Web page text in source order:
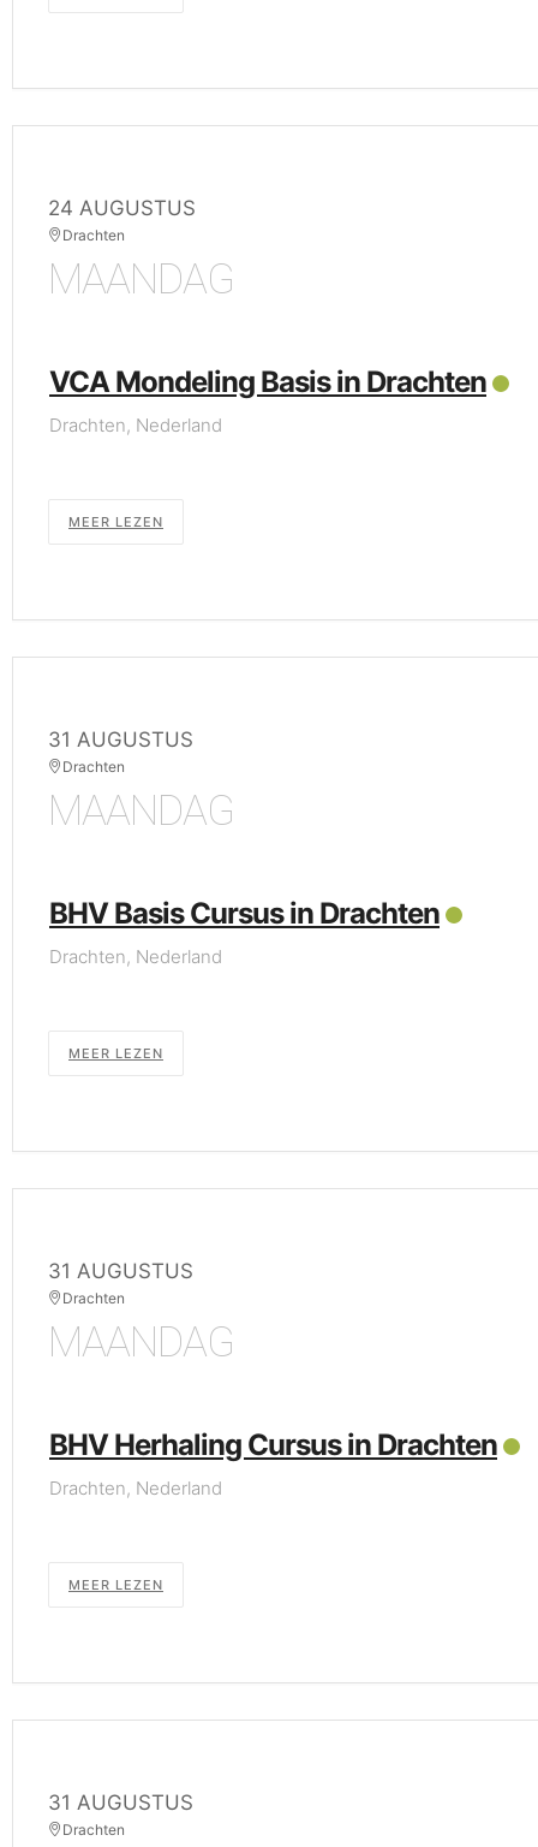
24 AUGUSTUS
Drachten
MAANDAG
VCA Mondeling Basis in Drachten
Drachten, Nederland
MEER LEZEN
31 AUGUSTUS
Drachten
MAANDAG
BHV Basis Cursus in Drachten
Drachten, Nederland
MEER LEZEN
31 AUGUSTUS
Drachten
MAANDAG
BHV Herhaling Cursus in Drachten
Drachten, Nederland
MEER LEZEN
31 AUGUSTUS
Drachten